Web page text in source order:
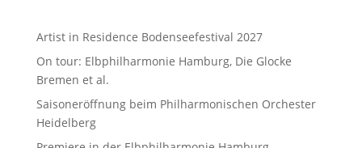
Artist in Residence Bodenseefestival 2027
On tour: Elbphilharmonie Hamburg, Die Glocke
Bremen et al.
Saisoneröffnung beim Philharmonischen Orchester
Heidelberg